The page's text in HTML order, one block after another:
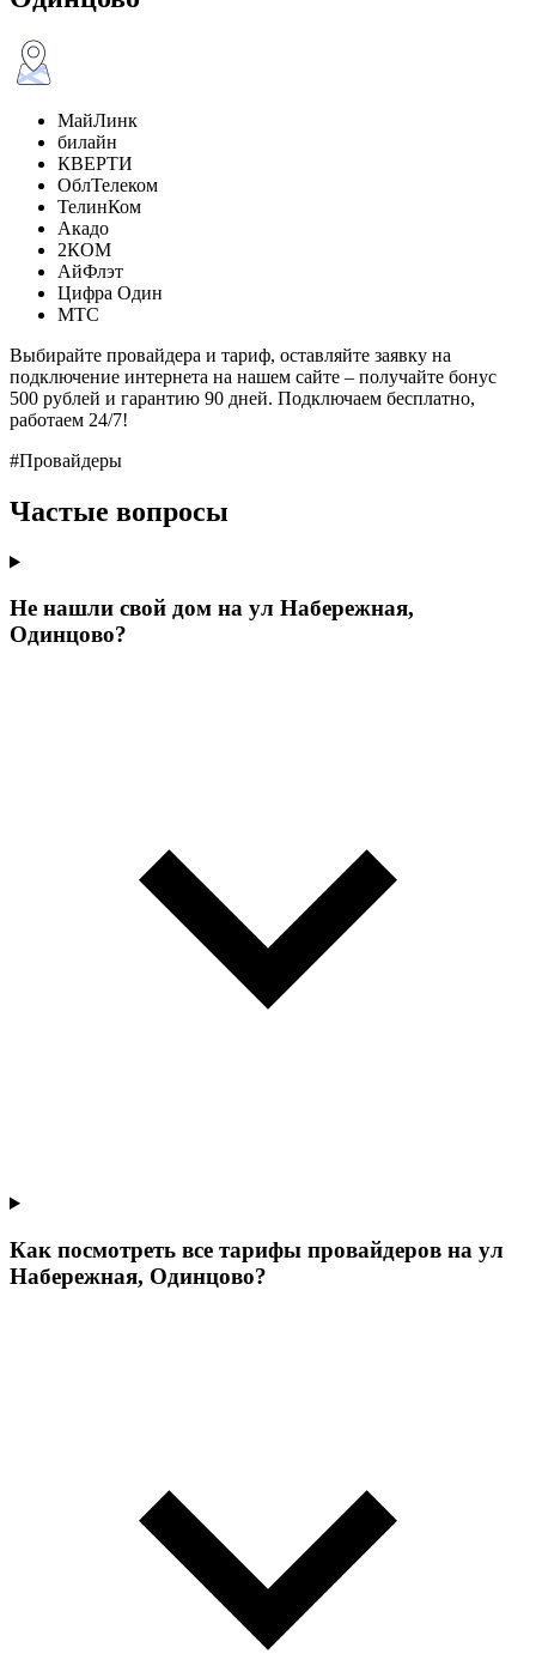
МайЛинк
билайн
КВЕРТИ
ОблТелеком
ТелинКом
Акадо
2КОМ
АйФлэт
Цифра Один
МТС
Выбирайте провайдера и тариф, оставляйте заявку на
подключение интернета на нашем сайте – получайте бонус
500 рублей и гарантию 90 дней. Подключаем бесплатно,
работаем 24/7!
#Провайдеры
Частые вопросы
Не нашли свой дом на ул Набережная,
Одинцово?
Как посмотреть все тарифы провайдеров на ул
Набережная, Одинцово?